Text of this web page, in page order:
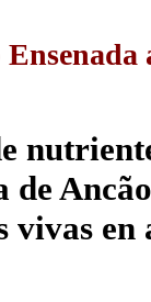
de
vivas